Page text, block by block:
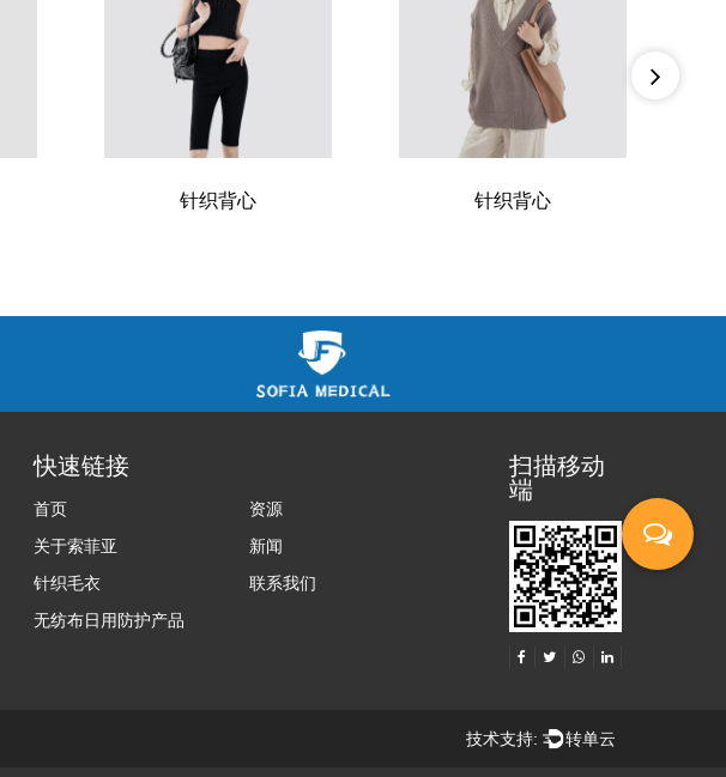
针织背心 针织背心
快速链接
首页
资源
关于索菲亚
新闻
针织毛衣
联系我们
无纺布日用防护产品
扫描移动
端
技术支持: 转单云